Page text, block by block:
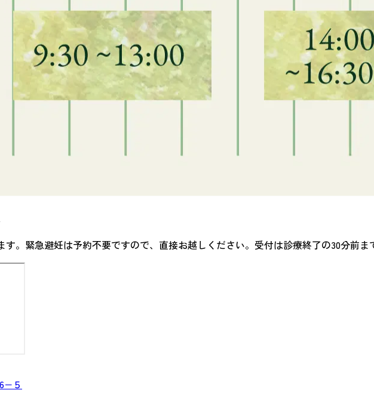
。緊急避妊は予約不要ですので、直接お越しください。受付は診療終了の30分前ま
５